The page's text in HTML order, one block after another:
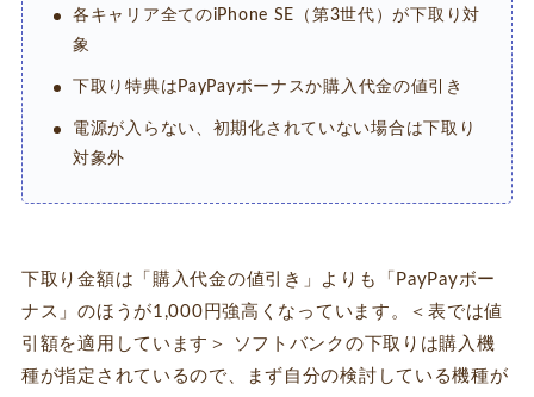
各キャリア全てのiPhone SE（第3世代）が下取り対
象
下取り特典はPayPayボーナスか購入代金の値引き
電源が入らない、初期化されていない場合は下取り
対象外
下取り金額は「購入代金の値引き」よりも「PayPayボー
ナス」のほうが1,000円強高くなっています。＜表では値
引額を適用しています＞ ソフトバンクの下取りは購入機
種が指定されているので、まず自分の検討している機種が